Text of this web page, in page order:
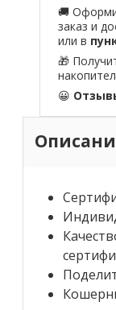
🚚
заказ и
или в
🎁
😀